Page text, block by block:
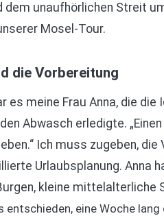
dem unaufhörlichen Streit
Mosel-Tour.
die Vorbereitung
es meine Frau Anna, die
Abwasch erledigte.
Ich muss zugeben,
Urlaubsplanung. Anna
kleine mittelalterliche
entschieden, eine Woche